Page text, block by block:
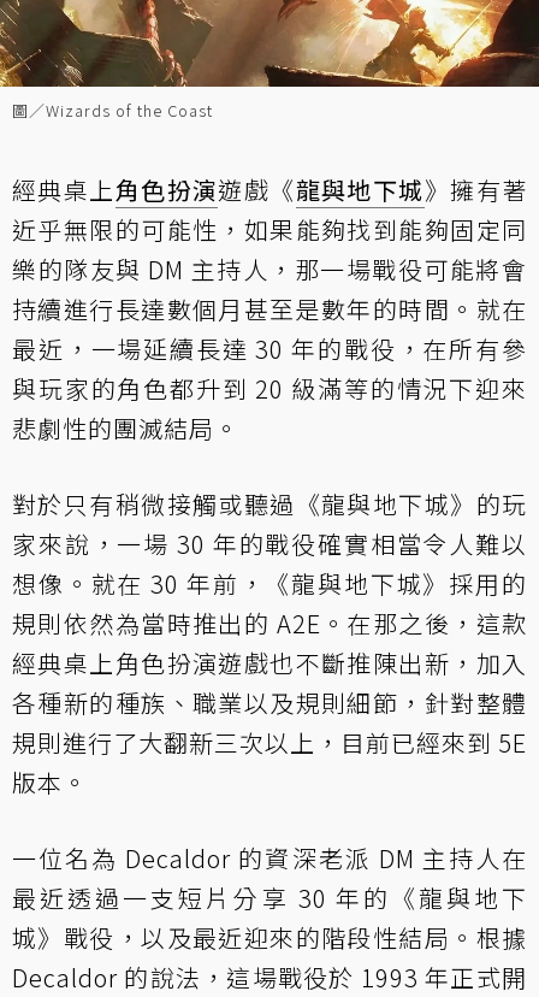
圖／Wizards of the Coast
經典桌上角色扮演遊戲《龍與地下城》擁有著
近乎無限的可能性，如果能夠找到能夠固定同
樂的隊友與 DM 主持人，那一場戰役可能將會
持續進行長達數個月甚至是數年的時間。就在
最近，一場延續長達 30 年的戰役，在所有參
與玩家的角色都升到 20 級滿等的情況下迎來
悲劇性的團滅結局。
對於只有稍微接觸或聽過《龍與地下城》的玩
家來說，一場 30 年的戰役確實相當令人難以
想像。就在 30 年前，《龍與地下城》採用的
規則依然為當時推出的 A2E。在那之後，這款
經典桌上角色扮演遊戲也不斷推陳出新，加入
各種新的種族、職業以及規則細節，針對整體
規則進行了大翻新三次以上，目前已經來到 5E
版本。
一位名為 Decaldor 的資深老派 DM 主持人在
最近透過一支短片分享 30 年的《龍與地下
城》戰役，以及最近迎來的階段性結局。根據
Decaldor 的說法，這場戰役於 1993 年正式開